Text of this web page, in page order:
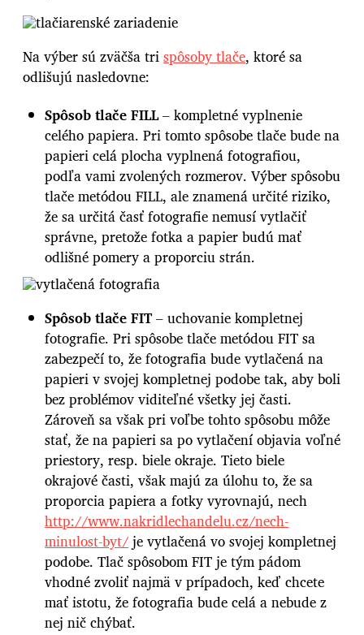
Na výber sú zväčša trispôsoby tlače, ktoré sa
odlišujú nasledovne:
Spôsob tlače FILL– kompletné vyplnenie
celého papiera. Pri tomto spôsobe tlače bude na
papieri celá plocha vyplnená fotografiou,
podľa vami zvolených rozmerov. Výber spôsobu
tlače metódou FILL, ale znamená určité riziko,
že sa určitá časť fotografie nemusí vytlačiť
správne, pretože fotka a papier budú mať
odlišné pomery a proporciu strán.
Spôsob tlače FIT– uchovanie kompletnej
fotografie. Pri spôsobe tlače metódou FIT sa
zabezpečí to, že fotografia bude vytlačená na
papieri v svojej kompletnej podobe tak, aby boli
bez problémov viditeľné všetky jej časti.
Zároveň sa však pri voľbe tohto spôsobu môže
stať, že na papieri sa po vytlačení objavia voľné
priestory, resp. biele okraje. Tieto biele
okrajové časti, však majú za úlohu to, že sa
proporcia papiera a fotky vyrovnajú, nech
http://www.nakridlechandelu.cz/nech-
minulost-byt/je vytlačená vo svojej kompletnej
podobe. Tlač spôsobom FIT je tým pádom
vhodné zvoliť najmä v prípadoch, keď chcete
mať istotu, že fotografia bude celá a nebude z
nej nič chýbať.